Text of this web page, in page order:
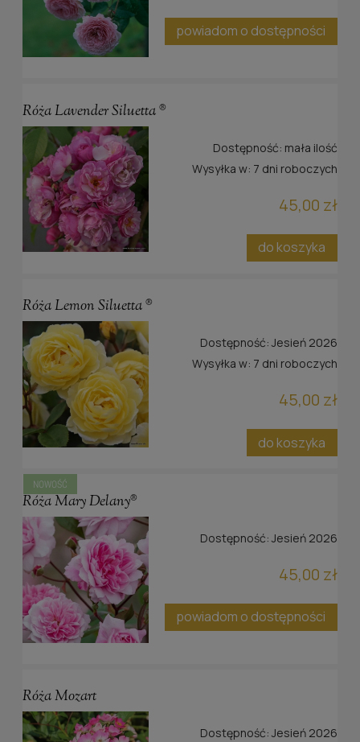
powiadom o dostępności
Róża Lavender Siluetta ®
Dostępność: mała ilość
Wysyłka w: 7 dni roboczych
45,00 zł
do koszyka
Róża Lemon Siluetta ®
Dostępność: Jesień 2026
Wysyłka w: 7 dni roboczych
45,00 zł
do koszyka
Róża Mary Delany®
Dostępność: Jesień 2026
45,00 zł
powiadom o dostępności
NOWOŚĆ
Róża Mozart
Dostępność: Jesień 2026